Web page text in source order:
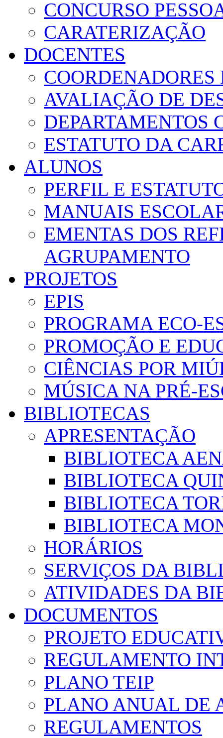
CONCURSO
CARATERIZAÇÃO
DOCENTES
AVALIAÇÃO DE
DEPARTAMENTOS
ESTATUTO DA
ALUNOS
PERFIL E
MANUAIS
EMENTAS DOS
AGRUPAMENTO
PROJETOS
EPIS
PROGRAMA ECO-
PROMOÇÃO E
CIÊNCIAS POR
MÚSICA NA PRÉ-
BIBLIOTECAS
APRESENTAÇÃO
BIBLIOTECA
BIBLIOTECA
BIBLIOTECA
BIBLIOTECA
HORÁRIOS
SERVIÇOS DA
ATIVIDADES DA
DOCUMENTOS
PROJETO
REGULAMENTO
PLANO TEIP
PLANO ANUAL DE
REGULAMENTOS